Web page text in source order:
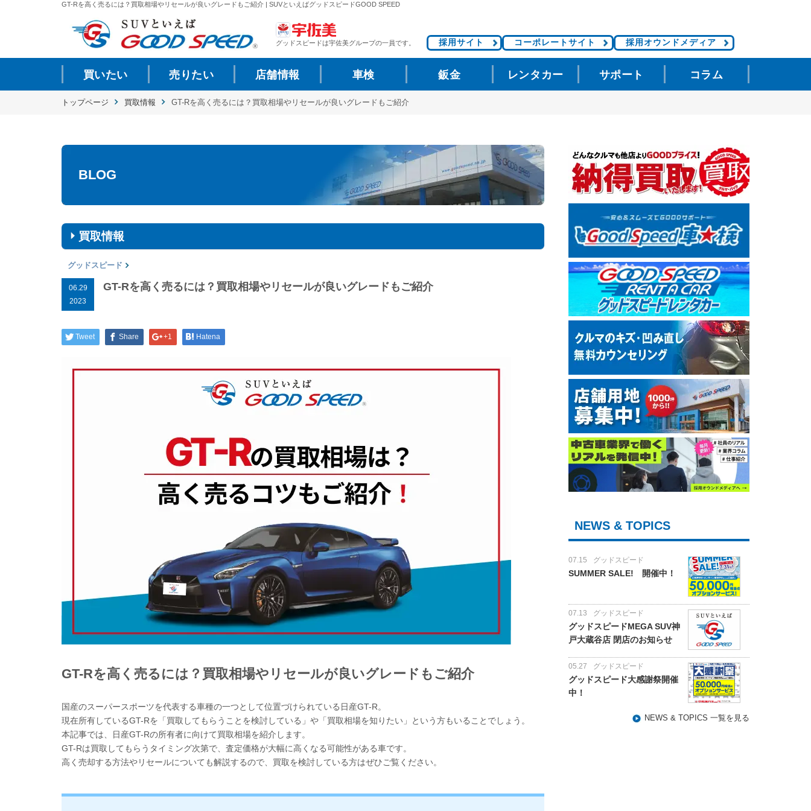
GT-Rを高く売るには？買取相場やリセールが良いグレードもご紹介 | SUVといえばグッドスピードGOOD SPEED
グッドスピードは宇佐美グループの一員です。 採用サイト コーポレートサイト 採用オウンドメディア
買いたい 売りたい 店舗情報 車検 鈑金 レンタカー サポート コラム
トップページ 買取情報 GT-Rを高く売るには？買取相場やリセールが良いグレードもご紹介
BLOG
買取情報
グッドスピード
06.29
2023
GT-Rを高く売るには？買取相場やリセールが良いグレードもご紹介
Tweet Share +1 Hatena
GT-Rを高く売るには？買取相場やリセールが良いグレードもご紹介
国産のスーパースポーツを代表する車種の一つとして位置づけられている日産GT-R。
現在所有しているGT-Rを「買取してもらうことを検討している」や「買取相場を知りたい」という方もいることでしょう。
本記事では、日産GT-Rの所有者に向けて買取相場を紹介します。
GT-Rは買取してもらうタイミング次第で、査定価格が大幅に高くなる可能性がある車です。
高く売却する方法やリセールについても解説するので、買取を検討している方はぜひご覧ください。
NEWS & TOPICS
07.15 グッドスピード
SUMMER SALE! 開催中！
07.13 グッドスピード
グッドスピードMEGA SUV神
戸大蔵谷店 閉店のお知らせ
05.27 グッドスピード
グッドスピード大感謝祭開催
中！
NEWS & TOPICS 一覧を見る